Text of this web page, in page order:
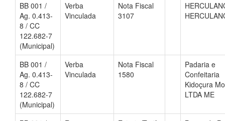
BB 001 /
Ag. 0.413-
8 / CC
122.682-7
(Municipal)
Verba
Vinculada
Nota Fiscal
3107
BB 001 /
Ag. 0.413-
8 / CC
122.682-7
(Municipal)
Verba
Vinculada
Nota Fiscal
1580
Padaria e
Confeitaria
Kidoçura
LTDA ME